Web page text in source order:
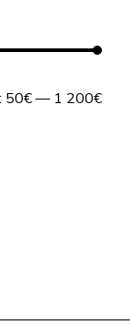
50€— 1 200€